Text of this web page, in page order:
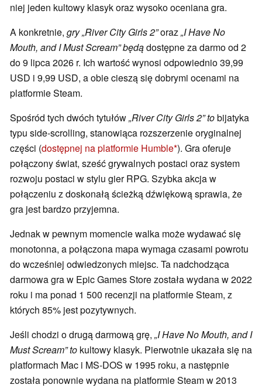
niej jeden kultowy klasyk oraz wysoko oceniana gra.
A konkretnie, gry „River City Girls 2”oraz„I Have No
Mouth, and I Must Scream” będądostępne za darmo od 2
do 9 lipca 2026 r. Ich wartość wynosi odpowiednio 39,99
USD i 9,99 USD, a obie cieszą się dobrymi ocenami na
platformie Steam.
Spośród tych dwóch tytułów„River City Girls 2” tobijatyka
typu side-scrolling, stanowiąca rozszerzenie oryginalnej
części (dostępnej na platformie Humble ). Gra oferuje
połączony świat, sześć grywalnych postaci oraz system
rozwoju postaci w stylu gier RPG. Szybka akcja w
połączeniu z doskonałą ścieżką dźwiękową sprawia, że
gra jest bardzo przyjemna.
Jednak w pewnym momencie walka może wydawać się
monotonna, a połączona mapa wymaga czasami powrotu
do wcześniej odwiedzonych miejsc. Ta nadchodząca
darmowa gra w Epic Games Store została wydana w 2022
roku i ma ponad 1 500 recenzji na platformie Steam, z
których 85% jest pozytywnych.
Jeśli chodzi o drugą darmową grę, „I Have No Mouth, and I
Must Scream” to kultowy klasyk. Pierwotnie ukazała się na
platformach Mac i MS-DOS w 1995 roku, a następnie
została ponownie wydana na platformie Steam w 2013